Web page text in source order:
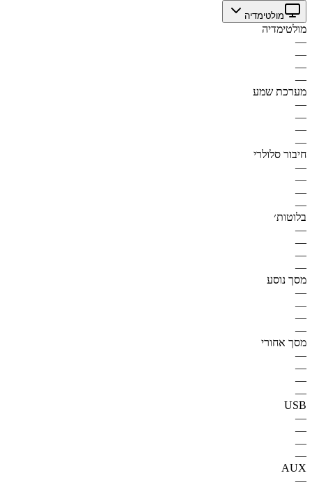
מולטימדיה
מולטימדיה
—
—
—
—
מערכת שמע
—
—
—
—
חיבור סלולרי
—
—
—
—
בלוטות׳
—
—
—
—
מסך נוסע
—
—
—
—
מסך אחורי
—
—
—
—
USB
—
—
—
—
AUX
—